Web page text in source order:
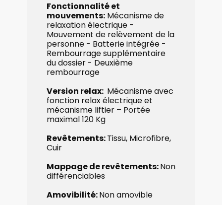
Fonctionnalité et
mouvements: ​Mécanisme de
relaxation électrique -
Mouvement de relèvement de la
personne - Batterie intégrée -
Rembourrage supplémentaire
du dossier - Deuxième
rembourrage
Version relax: Mécanisme avec
fonction relax électrique et ​
mécanisme ​liftier – Portée
maximal 120 Kg
Revêtements:Tissu, Microfibre,
Cuir
Mappage de revêtements:Non
​différenciables
Amovibilité:Non amovible